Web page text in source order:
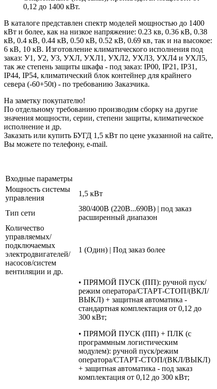
0,12 до 1400 кВт.
В каталоге представлен спектр моделей мощностью до 1400
кВт и более, как на низкое напряжение: 0.23 кв, 0.36 кВ, 0.38
кВ, 0.4 кВ, 0.44 кВ, 0.50 кВ, 0.52 кВ, 0.69 кв, так и на высокое:
6 кВ, 10 кВ. Изготовление климатического исполнения под
заказ: У1, У2, У3, УХЛ, УХЛ1, УХЛ2, УХЛ3, УХЛ4 и УХЛ5,
так же степень защиты шкафа - под заказ: IP00, IP21, IP31,
IP44, IP54, климатический блок контейнер для крайнего
севера (-60+50t) - по требованию Заказчика.
На заметку покупателю!
По отдельному требованию производим сборку на другие
значения мощности, серии, степени защиты, климатическое
исполнение и др.
Заказать или купить БУГД 1,5 кВт по цене указанной на сайте,
Вы можете по телефону, e-mail.
Входные параметры
Мощность системы
управления
1,5 кВт
Тип сети
380/400В (220В...690В) | под заказ
расширенный диапазон
Количество
управляемых/
подключаемых
электродвигателей/
насосов/систем
вентиляции и др.
1 (Один) | Под заказ более
• ПРЯМОЙ ПУСК (ПП): ручной пуск/
режим оператора/СТАРТ-СТОП/(ВКЛ/
ВЫКЛ) + защитная автоматика -
стандартная комплектация от 0,12 до
300 кВт;
• ПРЯМОЙ ПУСК (ПП) + ПЛК (с
программным логистическим
модулем): ручной пуск/режим
оператора/СТАРТ-СТОП/(ВКЛ/ВЫКЛ)
+ защитная автоматика - под заказ
комплектация от 0,12 до 300 кВт;